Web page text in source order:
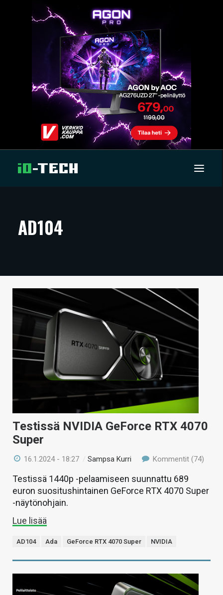
ARTIKKELIT
TECHBBS
KAUPPA
VAIHDA TEEMA
HAKU
AD104
Testissä NVIDIA GeForce RTX 4070
Super
16.1.2024 - 18:27 /Sampsa Kurri Kommentit (74)
Testissä 1440p -pelaamiseen suunnattu 689
euron suositushintainen GeForce RTX 4070 Super
-näytönohjain.
Lue lisää
AD104 Ada GeForce RTX 4070 Super NVIDIA